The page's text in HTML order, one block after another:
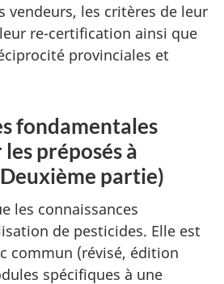
vendeurs, les critères de leur
re-certification ainsi que
provinciales et
fondamentales
préposés à
partie)
les connaissances
de pesticides. Elle est
commun (révisé, édition
spécifiques à une